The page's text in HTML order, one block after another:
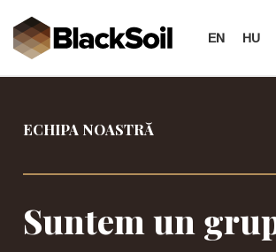
Treci
la
EN HU
ECHIPA NOASTRĂ
Suntem un